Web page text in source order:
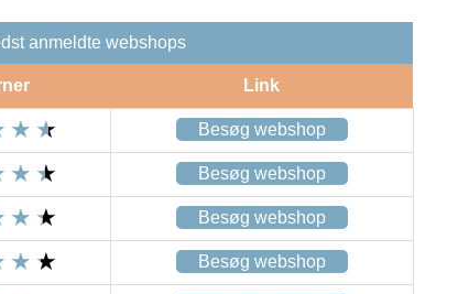
anmeldte webshops
Link
Besøg webshop
Besøg webshop
Besøg webshop
Besøg webshop